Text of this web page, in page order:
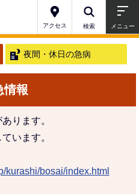
アクセス 検索 メニュー
夜間・休日の急病
情報
ります。
います。
kurashi/bosai/index.html